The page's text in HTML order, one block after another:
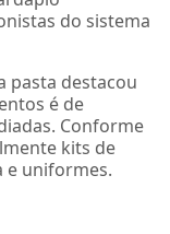
do sistema
pasta destacou
é de
Conforme
kits de
e uniformes.